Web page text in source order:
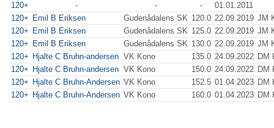
120+
- - -
01.01.2011
120+ Emil B Eriksen Gudenådalens SK 120.0 22.09.2019 JM
120+ Emil B Eriksen Gudenådalens SK 125.0 22.09.2019 JM
120+ Emil B Eriksen Gudenådalens SK 130.0 22.09.2019 JM
120+ Hjalte C Bruhn-andersen VK Kono 135.0 24.09.2022 DM
120+ Hjalte C Bruhn-andersen VK Kono 150.0 24.09.2022 DM
120+ Hjalte C Bruhn-Andersen VK Kono 152.5 01.04.2023 DM
120+ Hjalte C Bruhn-Andersen VK Kono 160.0 01.04.2023 DM